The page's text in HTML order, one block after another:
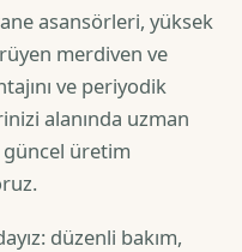
asansörleri, yüksek
merdiven ve
ve periyodik
alanında uzman
üretim
düzenli bakım,